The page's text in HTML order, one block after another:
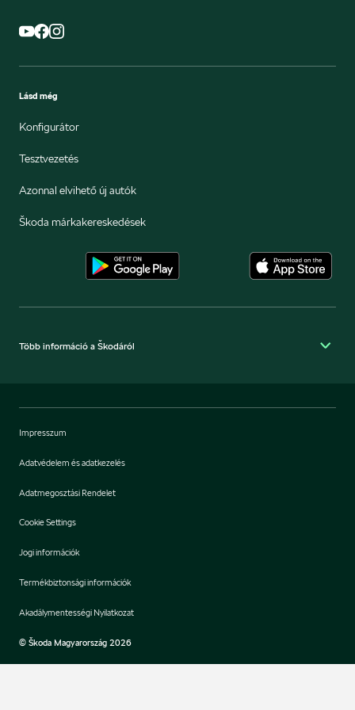
Lásd még
Konfigurátor
Tesztvezetés
Azonnal elvihető új autók
Škoda márkakereskedések
Több információ a Škodáról
© Škoda Magyarország 2026
Impresszum
Adatvédelem és adatkezelés
Adatmegosztási Rendelet
Cookie Settings
Jogi információk
Termékbiztonsági információk
Akadálymentességi Nyilatkozat